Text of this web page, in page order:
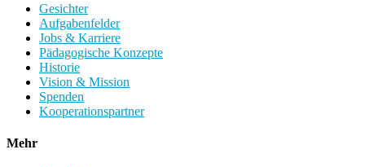
Gesichter
Aufgabenfelder
Jobs & Karriere
Pädagogische Konzepte
Historie
Vision & Mission
Spenden
Kooperationspartner
Mehr